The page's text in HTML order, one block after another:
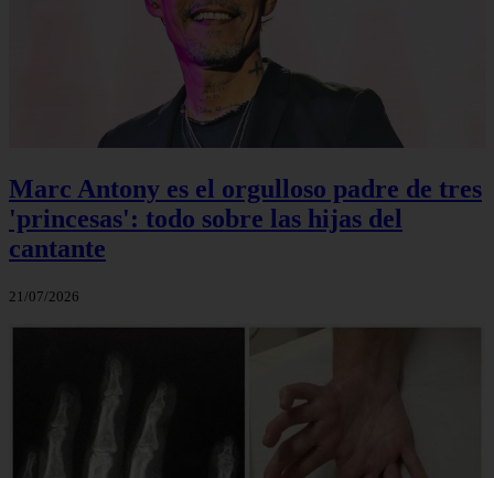
Marc Antony es el orgulloso padre de tres
'princesas': todo sobre las hijas del
cantante
21/07/2026